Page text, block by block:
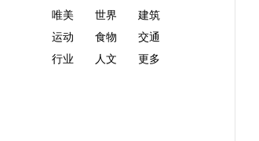
唯美
世界
建筑
运动
食物
交通
行业
人文 更多